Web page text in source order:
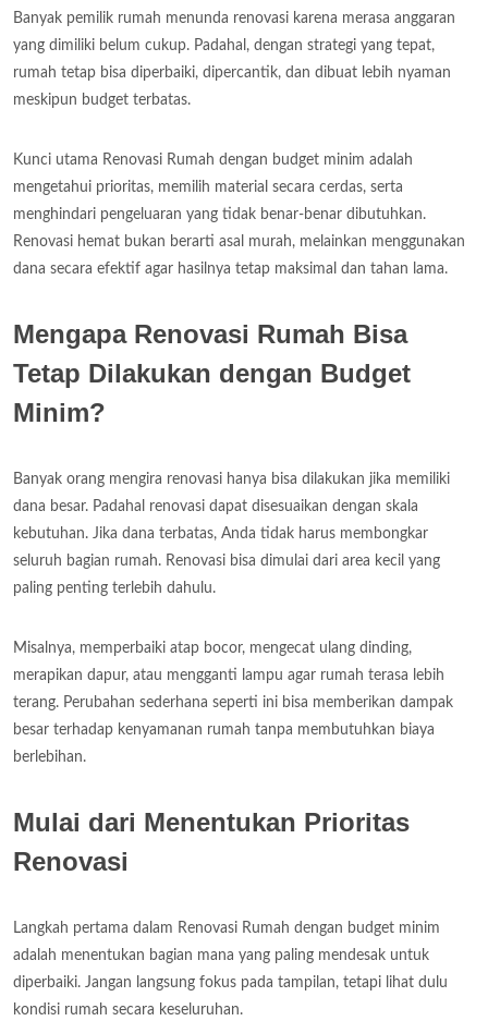
Banyak pemilik rumah menunda renovasi karena merasa anggaran
yang dimiliki belum cukup. Padahal, dengan strategi yang tepat,
rumah tetap bisa diperbaiki, dipercantik, dan dibuat lebih nyaman
meskipun budget terbatas.
Kunci utama Renovasi Rumah dengan budget minim adalah
mengetahui prioritas, memilih material secara cerdas, serta
menghindari pengeluaran yang tidak benar-benar dibutuhkan.
Renovasi hemat bukan berarti asal murah, melainkan menggunakan
dana secara efektif agar hasilnya tetap maksimal dan tahan lama.
Mengapa Renovasi Rumah Bisa
Tetap Dilakukan dengan Budget
Minim?
Banyak orang mengira renovasi hanya bisa dilakukan jika memiliki
dana besar. Padahal renovasi dapat disesuaikan dengan skala
kebutuhan. Jika dana terbatas, Anda tidak harus membongkar
seluruh bagian rumah. Renovasi bisa dimulai dari area kecil yang
paling penting terlebih dahulu.
Misalnya, memperbaiki atap bocor, mengecat ulang dinding,
merapikan dapur, atau mengganti lampu agar rumah terasa lebih
terang. Perubahan sederhana seperti ini bisa memberikan dampak
besar terhadap kenyamanan rumah tanpa membutuhkan biaya
berlebihan.
Mulai dari Menentukan Prioritas
Renovasi
Langkah pertama dalam Renovasi Rumah dengan budget minim
adalah menentukan bagian mana yang paling mendesak untuk
diperbaiki. Jangan langsung fokus pada tampilan, tetapi lihat dulu
kondisi rumah secara keseluruhan.